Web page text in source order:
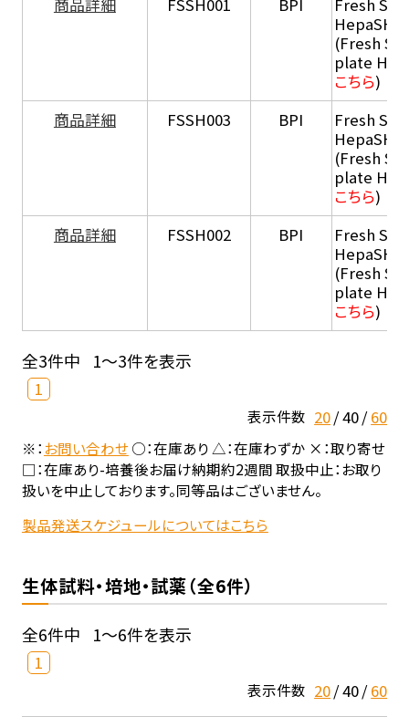
商品詳細 FSSH001 BPI
Fresh
HepaSH®
(Fresh
plate
こちら)
商品詳細
FSSH003 BPI
Fresh
HepaSH®
(Fresh
plate
こちら)
商品詳細
FSSH002 BPI
Fresh
HepaSH®
(Fresh
plate
こちら)
全3件中 1～3件を表示
1
表示件数 20 40 60
※：お問い合わせ○：在庫あり △：在庫わずか ×：取り寄せ
□：在庫あり-培養後お届け納期約2週間 取扱中止：お取り
扱いを中止しております。同等品はございません。
製品発送スケジュールについてはこちら
生体試料・培地・試薬（全6件）
全6件中 1～6件を表示
1
表示件数 20 40 60